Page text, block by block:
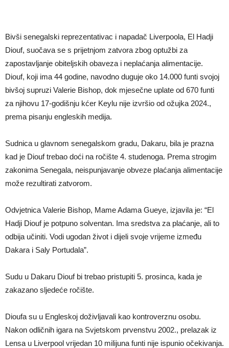
Samo dva fudbalska velikana uspjela su ostvariti “nemoguće”! Jedan
Atletico prati situaciju.
Bivši senegalski reprezentativac i napadač Liverpoola, El Hadji
Diouf, suočava se s prijetnjom zatvora zbog optužbi za
zapostavljanje obiteljskih obaveza i neplaćanja alimentacije.
Diouf, koji ima 44 godine, navodno duguje oko 14.000 funti svojoj
bivšoj supruzi Valerie Bishop, dok mjesečne uplate od 670 funti
za njihovu 17-godišnju kćer Keylu nije izvršio od ožujka 2024.,
prema pisanju engleskih medija.
Sudnica u glavnom senegalskom gradu, Dakaru, bila je prazna
kad je Diouf trebao doći na ročište 4. studenoga. Prema strogim
zakonima Senegala, neispunjavanje obveze plaćanja alimentacije
može rezultirati zatvorom.
Odvjetnica Valerie Bishop, Mame Adama Gueye, izjavila je: “El
Hadji Diouf je potpuno solventan. Ima sredstva za plaćanje, ali to
odbija učiniti. Vodi ugodan život i dijeli svoje vrijeme između
Dakara i Saly Portudala”.
Sudu u Dakaru Diouf bi trebao pristupiti 5. prosinca, kada je
zakazano sljedeće ročište.
Dioufa su u Engleskoj doživljavali kao kontroverznu osobu.
Nakon odličnih igara na Svjetskom prvenstvu 2002., prelazak iz
Lensa u Liverpool vrijedan 10 milijuna funti nije ispunio očekivanja.